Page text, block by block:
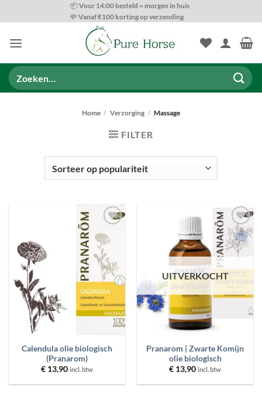
naar
📦 Voor 14:00 besteld = morgen in huis
💸 Vanaf €100 korting op verzending
Zoeken
naar:
Home / Verzorging / Massage
FILTER
PRODUCT CATEGORIEËN
BESCHIKBAARHEID
MERKEN
FILTER RESET
Toevoegen
aan
wenslijst
Calendula olie biologisch
(Pranarom)
€ 13,90 incl. btw
Toevoegen
aan
wenslijst
UITVERKOCHT
Pranarom | Zwarte Komijn
olie biologisch
€ 13,90 incl. btw